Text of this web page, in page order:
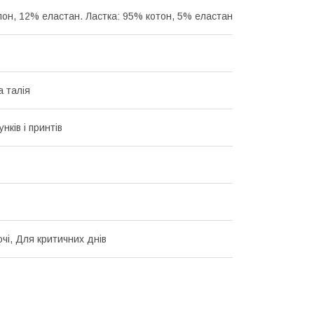
12% еластан. Ластка: 95% котон, 5% еластан
талія
і принтів
Для критичних днів